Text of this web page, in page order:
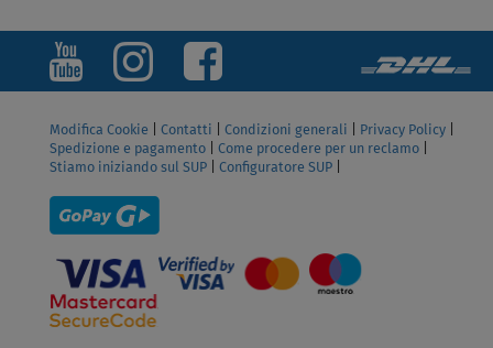
Modifica Cookie Contatti Condizioni generali Privacy Policy
Spedizione e pagamento
Come procedere per un reclamo
Stiamo iniziando sul SUP
Configuratore SUP